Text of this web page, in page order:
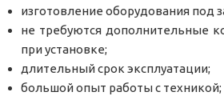
изготовление оборудования под
не требуются дополнительные
при установке;
длительный срок эксплуатации;
большой опыт работы с техникой;